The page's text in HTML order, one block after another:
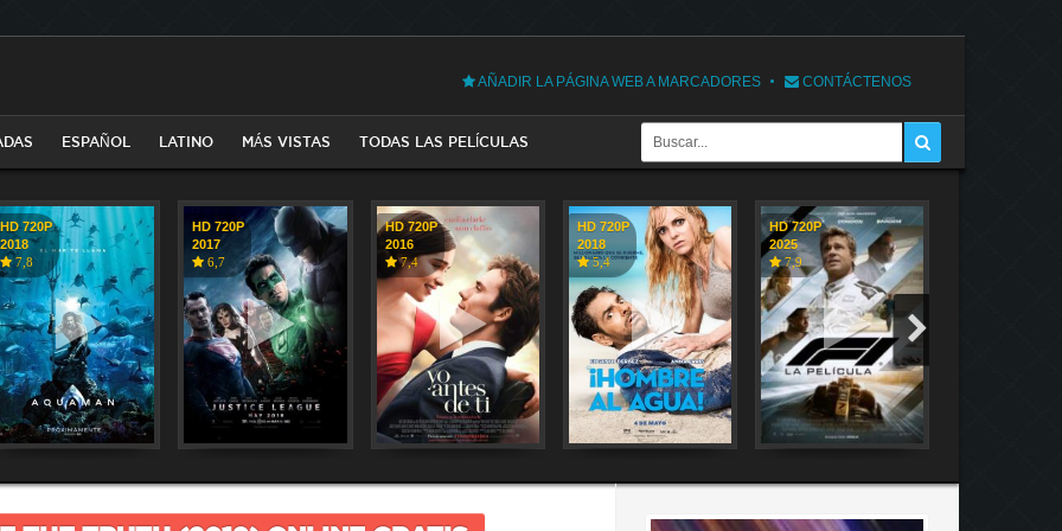
AÑADIR LA PÁGINA WEB A MARCADORES CONTÁCTENOS
ESPAÑOL LATINO MÁS VISTAS TODAS LAS PELÍCULAS
HD 720P
2018
7,8
HD 720P
2017
6,7
HD 720P
2016
7,4
HD 720P
2018
5,4
HD 720P
2025
7,9